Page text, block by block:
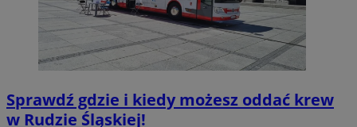
Sprawdź gdzie i kiedy możesz oddać krew
w Rudzie Śląskiej!